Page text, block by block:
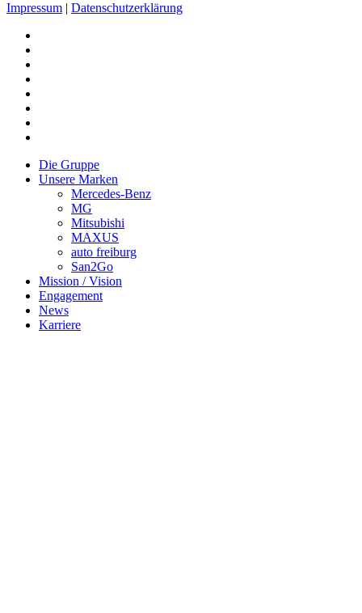
Impressum | Datenschutzerklärung
Close
Menu
Die Gruppe
Unsere Marken
Mercedes-Benz
MG
Mitsubishi
MAXUS
auto freiburg
San2Go
Mission / Vision
Engagement
News
Karriere